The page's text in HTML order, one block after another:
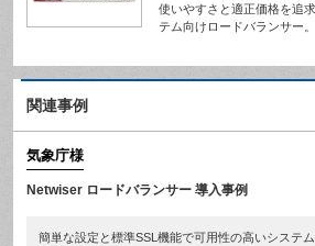
使いやすさと適正価格を追
テム向けロードバランサー。
関連事例
気象庁様
Netwiser ロードバランサー 導入事例
簡単な設定と標準SSL機能で可用性の高いシステ